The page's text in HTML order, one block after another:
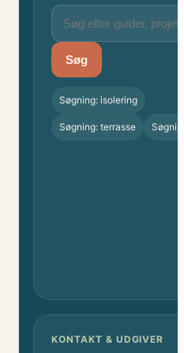
Søg
Søgning: isolering
Søgning: terrasse
KONTAKT & UDGIVER